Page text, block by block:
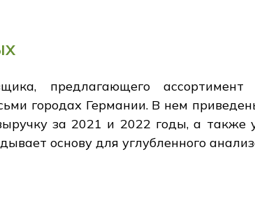
предлагающего
городах Германии. В нем
за 2021 и 2022 годы, а также
основу для углубленного